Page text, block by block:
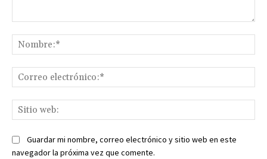
Guardar mi nombre, correo electrónico y sitio web en este
navegador la próxima vez que comente.